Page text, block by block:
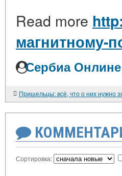
Read more
магнитному-
Сербиа Онлине
Пришельцы: всё, что о них нужно
Сортировка: